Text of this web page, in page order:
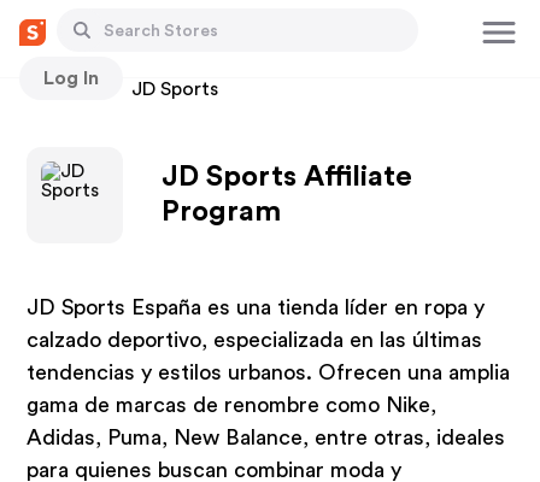
Log In
Stores JD Sports
JD Sports Affiliate
Program
JD Sports España es una tienda líder en ropa y
calzado deportivo, especializada en las últimas
tendencias y estilos urbanos. Ofrecen una amplia
gama de marcas de renombre como Nike,
Adidas, Puma, New Balance, entre otras, ideales
para quienes buscan combinar moda y